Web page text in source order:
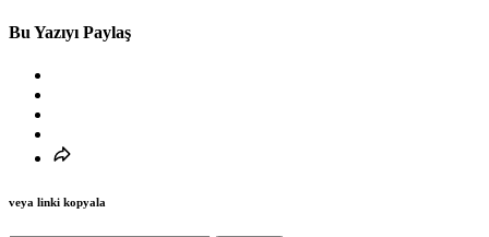
Bu Yazıyı Paylaş
veya linki kopyala